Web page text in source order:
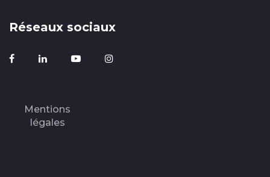
Réseaux sociaux
Mentions
légales